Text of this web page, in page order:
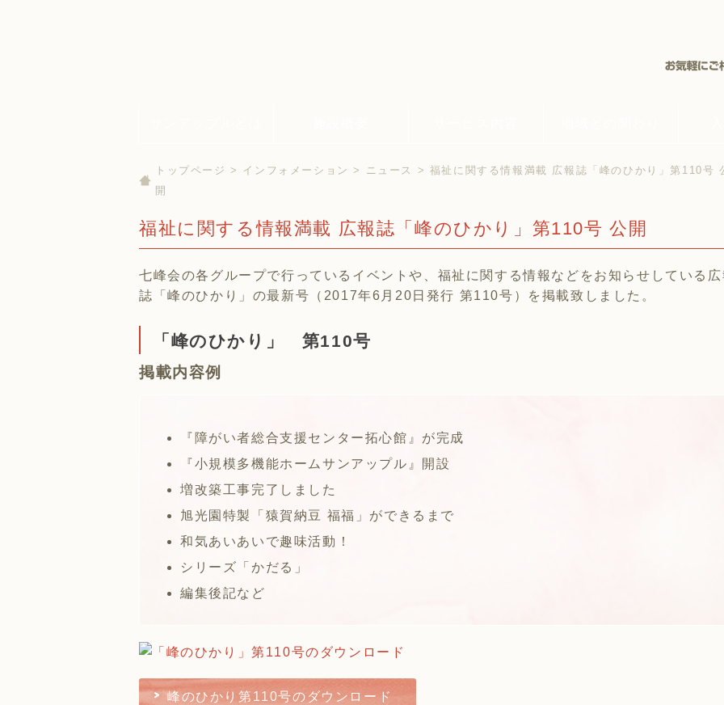
トップページ > インフォメーション > ニュース
> 福祉に関する情報満載 広報誌「峰のひかり」第110号
開
福祉に関する情報満載 広報誌「峰のひかり」第110号 公開
七峰会の各グループで行っているイベントや、福祉に関する情報などをお知らせしている
誌「峰のひかり」の最新号（2017年6月20日発行 第110号）を掲載致しました。
「峰のひかり」 第110号
掲載内容例
『障がい者総合支援センター拓心館』が完成
『小規模多機能ホームサンアップル』開設
増改築工事完了しました
旭光園特製「猿賀納豆 福福」ができるまで
和気あいあいで趣味活動！
シリーズ「かだる」
編集後記など
峰のひかり第110号のダウンロード